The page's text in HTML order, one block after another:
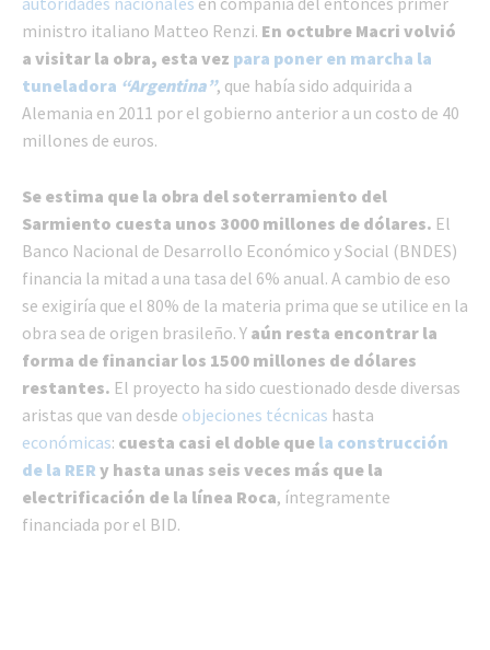
ministro italiano Matteo Renzi. En octubre Macri volvió
a visitar la obra, esta vez para poner en marcha la
tuneladora “Argentina”, que había sido adquirida a
Alemania en 2011 por el gobierno anterior a un costo de 40
millones de euros.
Se estima que la obra del soterramiento del
Sarmiento cuesta unos 3000 millones de dólares. El
Banco Nacional de Desarrollo Económico y Social (BNDES)
financia la mitad a una tasa del 6% anual. A cambio de eso
se exigiría que el 80% de la materia prima que se utilice en la
obra sea de origen brasileño. Y aún resta encontrar la
forma de financiar los 1500 millones de dólares
restantes. El proyecto ha sido cuestionado desde diversas
aristas que van desde objeciones técnicas hasta
económicas: cuesta casi el doble que la construcción
de la RER y hasta unas seis veces más que la
electrificación de la línea Roca, íntegramente
financiada por el BID.